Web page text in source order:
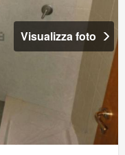
Visualizza foto